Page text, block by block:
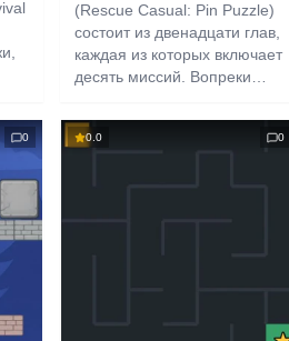
не
(Rescue Casual: Pin Puzzle)
состоит из двенадцати глав,
каждая из которых включает
десять миссий. Вопреки
будете не столько спасать
людей, сколько помогать им
0 0.0 0